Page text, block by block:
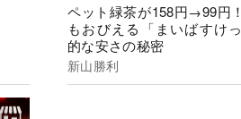
ペット緑茶が158円→99円
もおびえる「まいばすけ
的な安さの秘密
新山勝利